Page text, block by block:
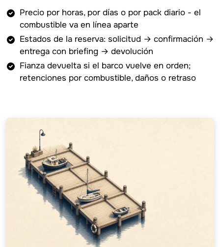
Precio por horas, por días o por pack diario - el
combustible va en línea aparte
Estados de la reserva: solicitud → confirmación →
entrega con briefing → devolución
Fianza devuelta si el barco vuelve en orden;
retenciones por combustible, daños o retraso